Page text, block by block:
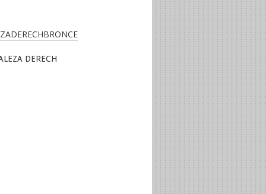
DERECH